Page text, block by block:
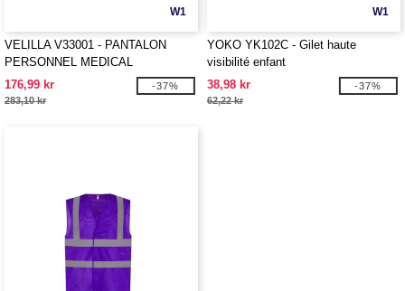
W1
VELILLA V33001 - PANTALON
PERSONNEL MEDICAL
176,99 kr
283,10 kr
-37%
W1
YOKO YK102C - Gilet haute
visibilité enfant
38,98 kr
62,22 kr
-37%